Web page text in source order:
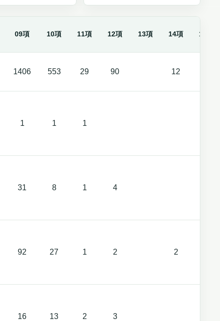
09項 10項 11項 12項 13項 14項 15項
1406 553 29 90 12
1 1 1
31 8 1 4
92 27 1 2 2
16 13 2 3